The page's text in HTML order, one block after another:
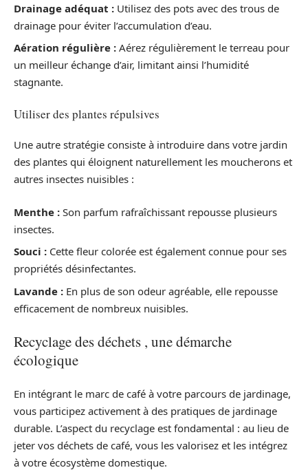
Drainage adéquat : Utilisez des pots avec des trous de
drainage pour éviter l’accumulation d’eau.
Aération régulière : Aérez régulièrement le terreau pour
un meilleur échange d’air, limitant ainsi l’humidité
stagnante.
Utiliser des plantes répulsives
Une autre stratégie consiste à introduire dans votre jardin
des plantes qui éloignent naturellement les moucherons et
autres insectes nuisibles :
Menthe : Son parfum rafraîchissant repousse plusieurs
insectes.
Souci : Cette fleur colorée est également connue pour ses
propriétés désinfectantes.
Lavande : En plus de son odeur agréable, elle repousse
efficacement de nombreux nuisibles.
Recyclage des déchets , une démarche
écologique
En intégrant le marc de café à votre parcours de jardinage,
vous participez activement à des pratiques de jardinage
durable. L’aspect du recyclage est fondamental : au lieu de
jeter vos déchets de café, vous les valorisez et les intégrez
à votre écosystème domestique.